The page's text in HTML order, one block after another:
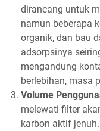
dirancang untuk
namun beberapa
organik, dan bau
adsorpsinya
mengandung
berlebihan, masa
Volume
melewati filter
karbon aktif